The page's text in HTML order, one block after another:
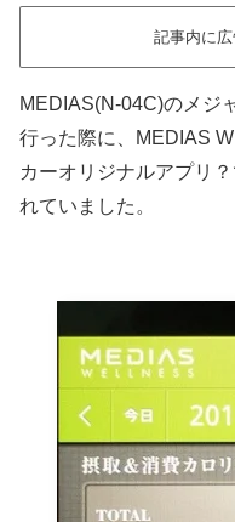
記事内に広
MEDIAS(N-04C)のメジ
行った際に、MEDIAS
カーオリジナルアプリ
れていました。